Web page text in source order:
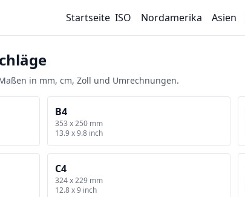
Startseite ISO Nordamerika Asien
in mm, cm, Zoll und Umrechnungen.
B4
353 x 250 mm
13.9 x 9.8 inch
C4
324 x 229 mm
12.8 x 9 inch